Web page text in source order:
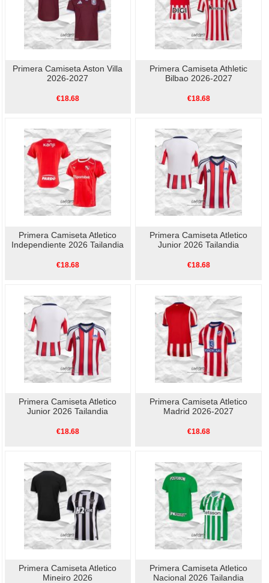
Primera Camiseta Aston Villa
2026-2027
€18.68
Primera Camiseta Athletic
Bilbao 2026-2027
€18.68
Primera Camiseta Atletico
Independiente 2026 Tailandia
€18.68
Primera Camiseta Atletico
Junior 2026 Tailandia
€18.68
Primera Camiseta Atletico
Junior 2026 Tailandia
€18.68
Primera Camiseta Atletico
Madrid 2026-2027
€18.68
Primera Camiseta Atletico
Mineiro 2026
Primera Camiseta Atletico
Nacional 2026 Tailandia